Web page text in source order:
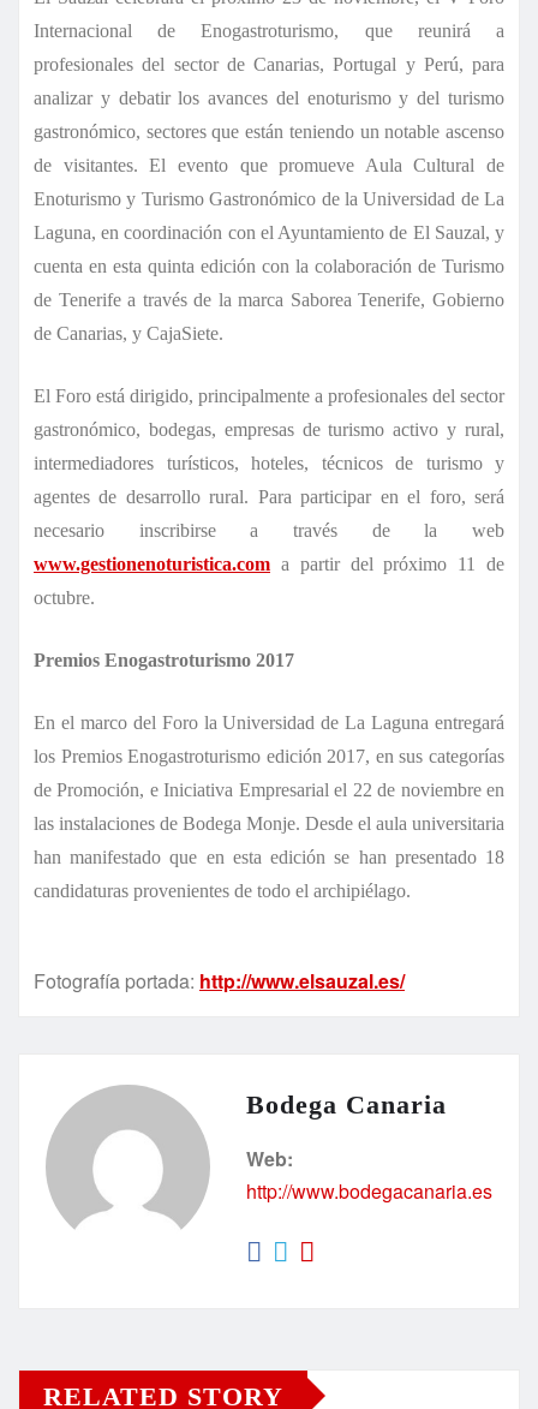
Internacional de Enogastroturismo, que reunirá a
profesionales del sector de Canarias, Portugal y Perú, para
analizar y debatir los avances del enoturismo y del turismo
gastronómico, sectores que están teniendo un notable ascenso
de visitantes.El evento que promueve Aula Cultural de
Enoturismo y Turismo Gastronómico de la Universidad de La
Laguna, en coordinación con el Ayuntamiento de El Sauzal, y
cuenta en esta quinta edición con la colaboración de Turismo
de Tenerife a través de la marca Saborea Tenerife, Gobierno
de Canarias, y CajaSiete.
El Foro está dirigido, principalmente a profesionales del sector
gastronómico, bodegas, empresas de turismo activo y rural,
intermediadores turísticos, hoteles, técnicos de turismo y
agentes de desarrollo rural. Para participar en el foro, será
necesario inscribirse a través de la web
www.gestionenoturistica.com a partir del próximo 11 de
octubre.
Premios Enogastroturismo 2017
En el marco del Foro la Universidad de La Laguna entregará
los Premios Enogastroturismo edición 2017, en sus categorías
de Promoción, e Iniciativa Empresarial el 22 de noviembre en
las instalaciones de Bodega Monje. Desde el aula universitaria
han manifestado que en esta edición se han presentado 18
candidaturas provenientes de todo el archipiélago.
Fotografía portada: http://www.elsauzal.es/
Bodega Canaria
Web:
http://www.bodegacanaria.es
RELATED STORY